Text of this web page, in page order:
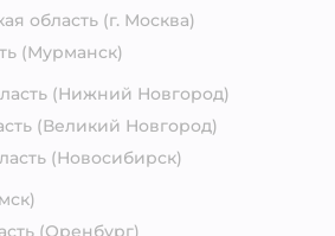
область (г. Москва)
(Мурманск)
(Нижний Новгород)
(Великий Новгород)
(Новосибирск)
(Оренбург)